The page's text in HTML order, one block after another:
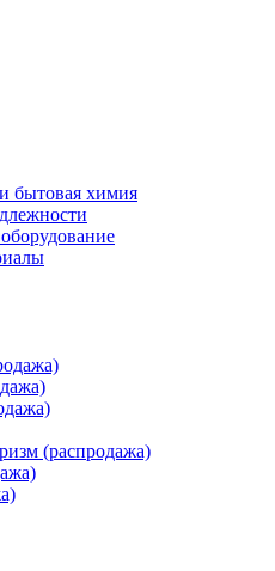
бытовая химия
(распродажа)